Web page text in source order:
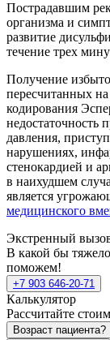
Пострадавшим
организма и
развитие
течение трех
Получение
пересчитанных
кодирования
недостаточность
давления,
нарушениях,
стенокардией и
в наихудшем
является
медицинского
Экстренный
В какой бы
поможем!
+7 903 646-20-71
Калькулятор
Рассчитайте
Возраст пациента?